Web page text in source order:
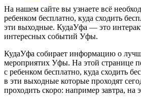
На нашем сайте вы узнаете всё
ребенком бесплатно, куда сходить
эти выходные. КудаУфа — это
интересных событий Уфы.
КудаУфа собирает информацию о
мероприятих Уфы. На этой странице
с ребенком бесплатно, куда сходить
в эти выходные которые проходят
проходить скоро: например завтра, на